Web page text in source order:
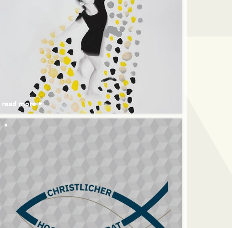
read more
˙